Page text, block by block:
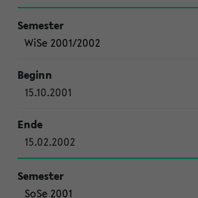
WiSe 2001/2002
15.10.2001
15.02.2002
SoSe 2001